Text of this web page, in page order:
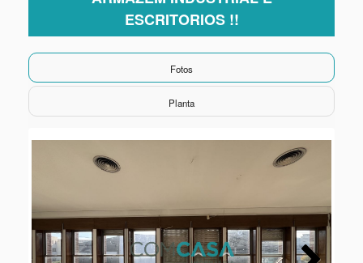
ESCRITORIOS !!
Fotos
Planta